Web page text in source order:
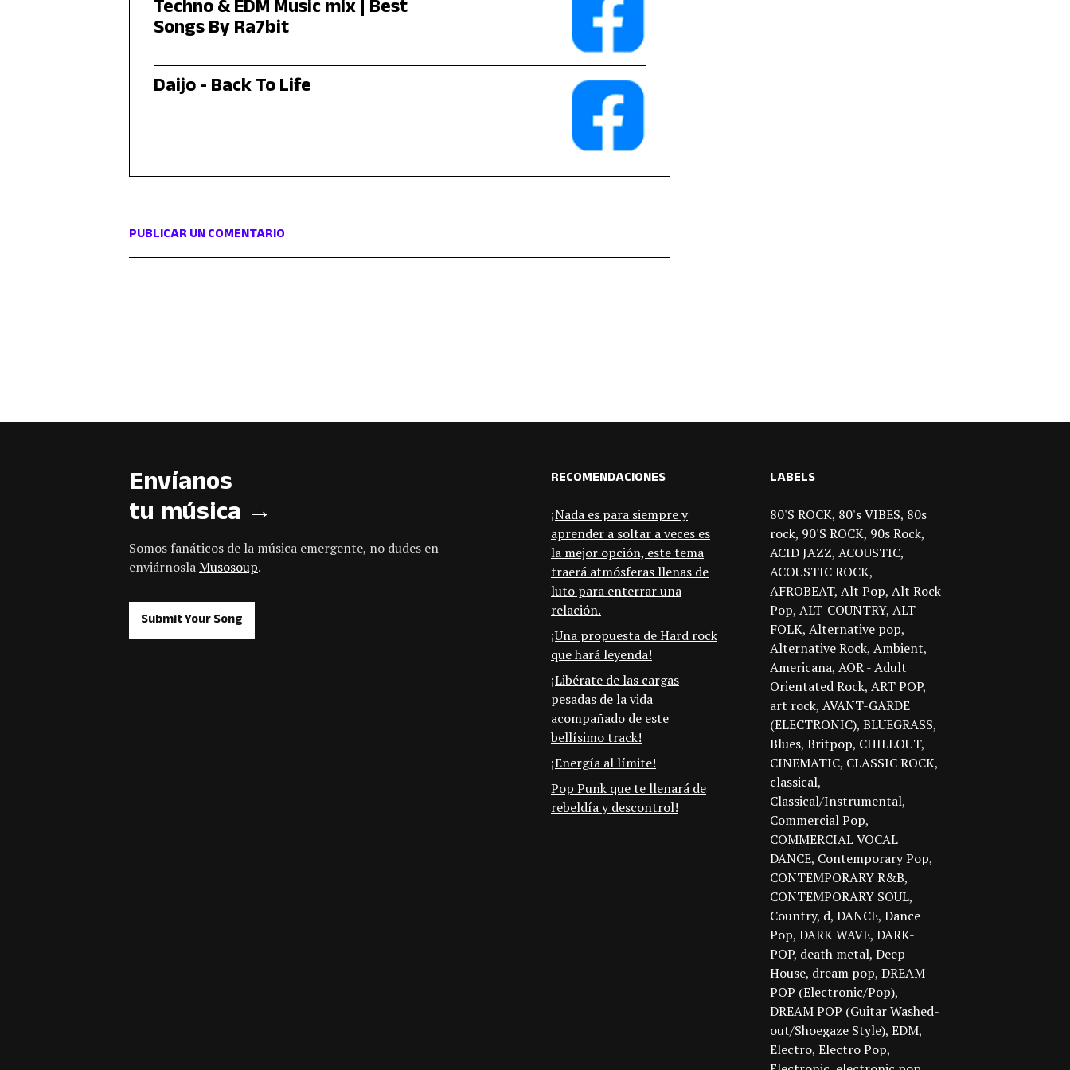
Techno & EDM Music mix | Best
Songs By Ra7bit
Daijo - Back To Life
PUBLICAR UN COMENTARIO
Envíanos
tu música →
Somos fanáticos de la música emergente, no dudes en
enviárnoslaMusosoup.
Submit Your Song
RECOMENDACIONES
¡Nada es para siempre y
aprender a soltar a veces es
la mejor opción, este tema
traerá atmósferas llenas de
luto para enterrar una
relación.
¡Una propuesta de Hard rock
que hará leyenda!
¡Libérate de las cargas
pesadas de la vida
acompañado de este
bellísimo track!
¡Energía al límite!
Pop Punk que te llenará de
rebeldía y descontrol!
LABELS
80'S ROCK 80's VIBES 80s
rock 90'S ROCK 90s Rock
ACID JAZZ ACOUSTIC
ACOUSTIC ROCK
AFROBEAT Alt Pop Alt Rock
Pop ALT-COUNTRY ALT-
FOLK Alternative pop
Alternative Rock Ambient
Americana AOR - Adult
Orientated Rock ART POP
art rock AVANT-GARDE
(ELECTRONIC) BLUEGRASS
Blues Britpop CHILLOUT
CINEMATIC CLASSIC ROCK
classical
Classical/Instrumental
Commercial Pop
COMMERCIAL VOCAL
DANCE Contemporary Pop
CONTEMPORARY R&B
CONTEMPORARY SOUL
Country d DANCE Dance
Pop DARK WAVE DARK-
POP death metal Deep
House dream pop DREAM
POP (Electronic/Pop)
DREAM POP (Guitar Washed-
out/Shoegaze Style) EDM
Electro Electro Pop